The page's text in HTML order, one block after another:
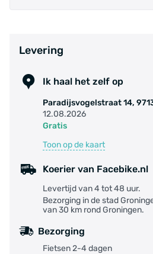
VOLT evo
Spark- VOLT
Bij het merk Flowbike komt
volgende modellen.
Levering
Ik haal het zelf op
Paradijsvogelstraat 14,
12.08.2026
Gratis
Toon op de kaart
Koerier van Facebike.nl
Levertijd van 4 tot 48 uur.
Bezorging in de stad
van 30 km rond Groningen.
Bezorging
Fietsen 2-4 dagen